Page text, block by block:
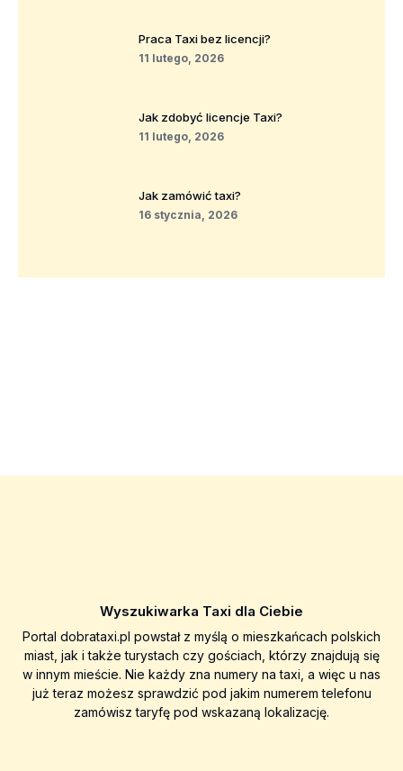
Praca Taxi bez licencji?
11 lutego, 2026
Jak zdobyć licencje Taxi?
11 lutego, 2026
Jak zamówić taxi?
16 stycznia, 2026
Wyszukiwarka Taxi dla Ciebie
Portal dobrataxi.pl powstał z myślą o mieszkańcach polskich
miast, jak i także turystach czy gościach, którzy znajdują się
w innym mieście. Nie każdy zna numery na taxi, a więc u nas
już teraz możesz sprawdzić pod jakim numerem telefonu
zamówisz taryfę pod wskazaną lokalizację.